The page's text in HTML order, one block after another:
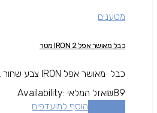
מטענים
כבל מאושר אפל IRON 2 מטר
כבל מאושר אפל IRON צבע שחור באורך 2 מטר.
₪89
Availability: אזל המלאי
הוסף למועדפים